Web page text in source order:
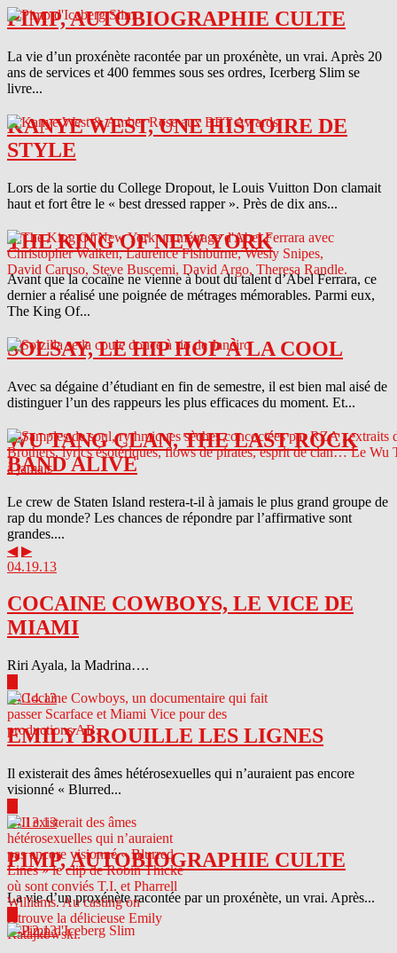
PIMP, AUTOBIOGRAPHIE CULTE
La vie d’un proxénète racontée par un proxénète, un vrai. Après 20
ans de services et 400 femmes sous ses ordres, Icerberg Slim se
livre...
KANYE WEST, UNE HISTOIRE DE
STYLE
Lors de la sortie du College Dropout, le Louis Vuitton Don clamait
haut et fort être le « best dressed rapper ». Près de dix ans...
THE KING OF NEW YORK
Avant que la cocaïne ne vienne à bout du talent d’Abel Ferrara, ce
dernier a réalisé une poignée de métrages mémorables. Parmi eux,
The King Of...
SOLSAY, LE HIP HOP À LA COOL
Avec sa dégaine d’étudiant en fin de semestre, il est bien mal aisé de
distinguer l’un des rappeurs les plus efficaces du moment. Et...
WU TANG CLAN, THE LAST ROCK
BAND ALIVE
Le crew de Staten Island restera-t-il à jamais le plus grand groupe de
rap du monde? Les chances de répondre par l’affirmative sont
grandes....
◀ ▶
04.19.13
COCAINE COWBOYS, LE VICE DE
MIAMI
Riri Ayala, la Madrina….
04.14.13
EMILY BROUILLE LES LIGNES
Il existerait des âmes hétérosexuelles qui n’auraient pas encore
visionné « Blurred...
04.13.13
PIMP, AUTOBIOGRAPHIE CULTE
La vie d’un proxénète racontée par un proxénète, un vrai. Après...
04.12.13